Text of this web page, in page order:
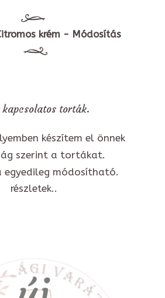
krém - Módosítás
torták.
készítem el önnek
szerint a tortákat.
egyedileg módosítható.
részletek..